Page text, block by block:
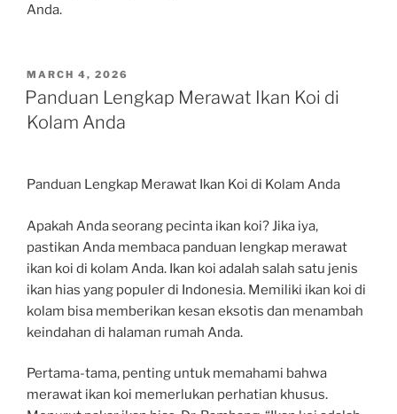
Anda.
POSTED
ON
MARCH 4, 2026
Panduan Lengkap Merawat Ikan Koi di
Kolam Anda
Panduan Lengkap Merawat Ikan Koi di Kolam Anda
Apakah Anda seorang pecinta ikan koi? Jika iya,
pastikan Anda membaca panduan lengkap merawat
ikan koi di kolam Anda. Ikan koi adalah salah satu jenis
ikan hias yang populer di Indonesia. Memiliki ikan koi di
kolam bisa memberikan kesan eksotis dan menambah
keindahan di halaman rumah Anda.
Pertama-tama, penting untuk memahami bahwa
merawat ikan koi memerlukan perhatian khusus.